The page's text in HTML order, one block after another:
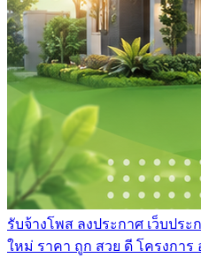
รับจ้างโพส ลงประกาศ เว็บปร
ใหม่ ราคา ถูก สวย ดี โครงกา